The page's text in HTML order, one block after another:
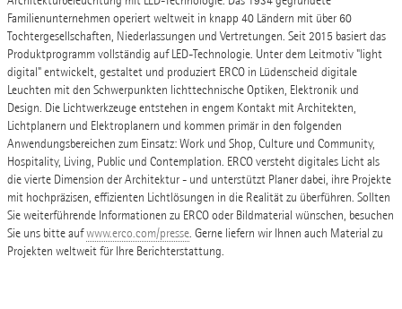
Familienunternehmen operiert weltweit in knapp 40 Ländern mit über 60
Tochtergesellschaften, Niederlassungen und Vertretungen. Seit 2015 basiert das
Produktprogramm vollständig auf LED-Technologie. Unter dem Leitmotiv "light
digital" entwickelt, gestaltet und produziert ERCO in Lüdenscheid digitale
Leuchten mit den Schwerpunkten lichttechnische Optiken, Elektronik und
Design. Die Lichtwerkzeuge entstehen in engem Kontakt mit Architekten,
Lichtplanern und Elektroplanern und kommen primär in den folgenden
Anwendungsbereichen zum Einsatz: Work und Shop, Culture und Community,
Hospitality, Living, Public und Contemplation. ERCO versteht digitales Licht als
die vierte Dimension der Architektur - und unterstützt Planer dabei, ihre Projekte
mit hochpräzisen, effizienten Lichtlösungen in die Realität zu überführen. Sollten
Sie weiterführende Informationen zu ERCO oder Bildmaterial wünschen, besuchen
Sie uns bitte aufwww.erco.com/presse. Gerne liefern wir Ihnen auch Material zu
Projekten weltweit für Ihre Berichterstattung.